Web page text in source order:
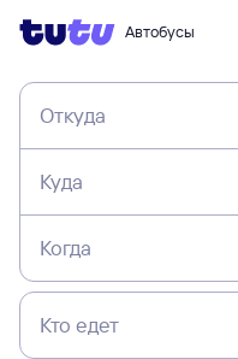
Автобусы
Откуда
Куда
Когда
Кто едет